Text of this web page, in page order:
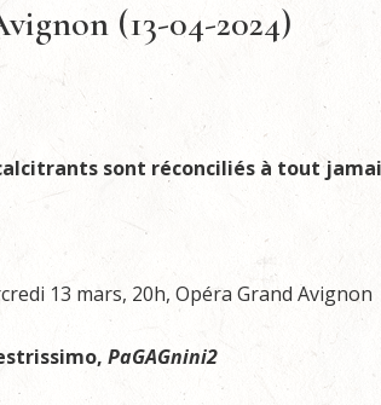
(13-04-2024)
sont réconciliés à tout
13 mars, 20h, Opéra Grand Avignon
PaGAGnini2